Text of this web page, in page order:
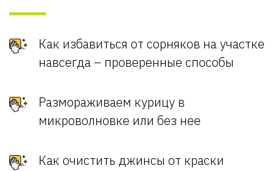
Как избавиться от сорняков на участке
навсегда – проверенные способы
Размораживаем курицу в
микроволновке или без нее
Как очистить джинсы от краски